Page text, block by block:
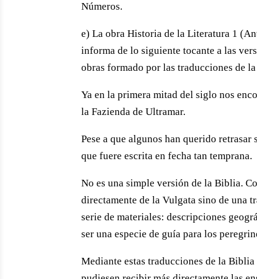
Números.
e) La obra Historia de la Literatura 1
informa de lo siguiente tocante a las
obras formado por las traducciones de
Ya en la primera mitad del siglo nos
la Fazienda de Ultramar.
Pese a que algunos han querido
que fuere escrita en fecha tan temprana.
No es una simple versión de la Biblia.
directamente de la Vulgata sino de una
serie de materiales: descripciones
ser una especie de guía para los
Mediante estas traducciones de la